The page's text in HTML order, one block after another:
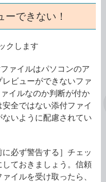
できない！
クします
ァイルはパソコンのア
ビューができないファ
イルなのか判断が付か
全ではない添付ファイ
いように配慮されてい
に必ず警告する］チェッ
ておきましょう。信頼
イルを受け取ったら、